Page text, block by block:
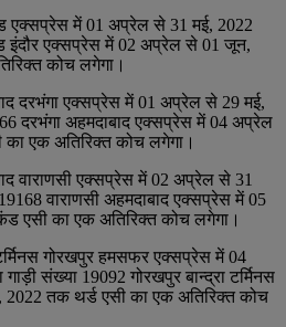
एक्‍सप्रेस में 01 अप्रेल से 31 मई, 2022
इंदौर एक्‍सप्रेस में 02 अप्रेल से 01 जून,
कोच लगेगा।
दरभंगा एक्‍सप्रेस में 01 अप्रेल से 29 मई,
दरभंगा अहमदाबाद एक्‍सप्रेस में 04 अप्रेल
एक अतिरिक्‍त कोच लगेगा।
वाराणसी एक्‍सप्रेस में 02 अप्रेल से 31
वाराणसी अहमदाबाद एक्‍सप्रेस में 05
का एक अतिरिक्‍त कोच लगेगा।
गोरखपुर हमसफर एक्‍सप्रेस में 04
संख्‍या 19092 गोरखपुर बान्‍द्रा टर्मिनस
तक थर्ड एसी का एक अतिरिक्‍त कोच